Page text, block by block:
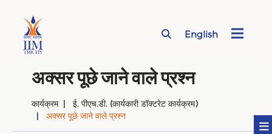
English
Page Top Menu
अक्सर पूछे जाने वाले प्रश्न
कार्यक्रम
ई. पीएच.डी. (कार्यकारी डॉक्टरेट कार्यक्रम)
अक्सर पूछे जाने वाले प्रश्न